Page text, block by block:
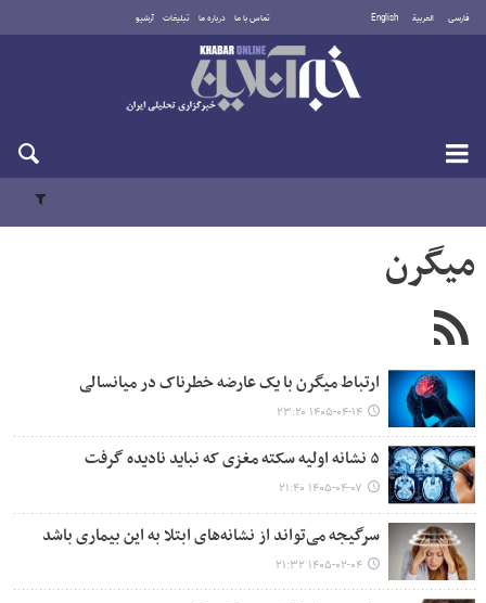
فارسی العربية English تماس با ما درباره ما تبلیغات آرشیو
پنجشنبه ۱۵ مرداد ۱۴۰۵
میگرن
ارتباط میگرن با یک عارضه خطرناک در میانسالی
۱۴۰۵-۰۴-۱۴ ۲۳:۲۰
۵ نشانه اولیه سکته مغزی که نباید نادیده گرفت
۱۴۰۵-۰۴-۰۷ ۲۱:۴۰
سرگیجه می‌تواند از نشانه‌های ابتلا به این بیماری باشد
۱۴۰۵-۰۲-۰۴ ۲۱:۳۲